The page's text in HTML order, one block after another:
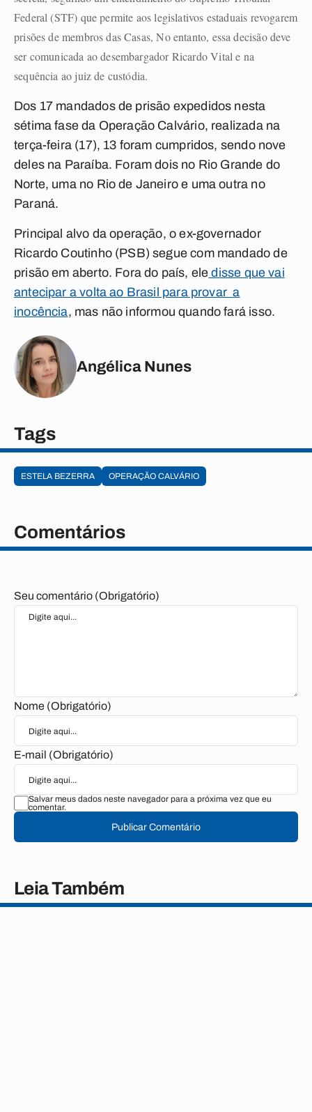
Federal (STF) que permite aos legislativos estaduais revogarem
prisões de membros das Casas, No entanto, essa decisão deve
ser comunicada ao desembargador Ricardo Vital e na
sequência ao juiz de custódia.
Dos 17 mandados de prisão expedidos nesta
sétima fase da Operação Calvário, realizada na
terça-feira (17), 13 foram cumpridos, sendo nove
deles na Paraíba. Foram dois no Rio Grande do
Norte, uma no Rio de Janeiro e uma outra no
Paraná.
Principal alvo da operação, o ex-governador
Ricardo Coutinho (PSB) segue com mandado de
prisão em aberto. Fora do país, ele disse que vai
antecipar a volta ao Brasil para provar a
inocência, mas não informou quando fará isso.
Angélica Nunes
Tags
ESTELA BEZERRA OPERAÇÃO CALVÁRIO
Comentários
Seu comentário (Obrigatório)
Nome (Obrigatório)
E-mail (Obrigatório)
Salvar meus dados neste navegador para a próxima vez que eu
comentar.
Publicar Comentário
Leia Também